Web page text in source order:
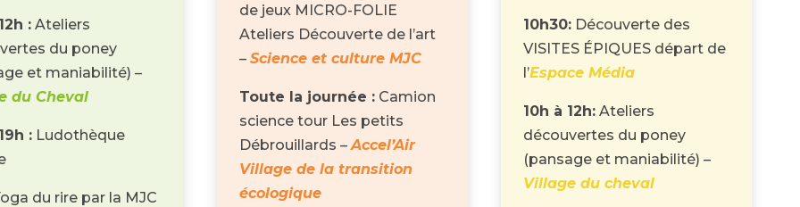
: Ateliers
du poney
et maniabilité) –
du Cheval
: Ludothèque
du rire par la MJC
de jeux MICRO-FOLIE
Ateliers Découverte de l’art
– Science et culture MJC
Toute la journée :Camion
science tour Les petits
Débrouillards –Accel’Air
Village de la transition
écologique
10h30:Découverte des
VISITES ÉPIQUES départ de
l’Espace Média
10h à 12h:Ateliers
découvertes du poney
(pansage et maniabilité) –
Village du cheval